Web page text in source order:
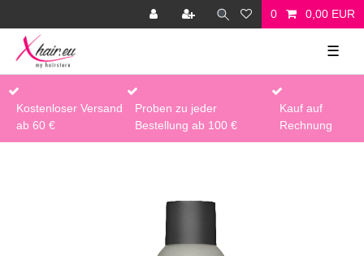
0 0,00 EUR
☰
Kostenloser Versand
ab 60 €
Proben zu jeder
Bestellung ab 100 €
Kauf auf
Rechnung